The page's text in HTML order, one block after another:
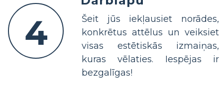
4
Šeit jūs iekļausiet norādes,
konkrētus attēlus un veiksiet
visas estētiskās izmaiņas,
kuras vēlaties. Iespējas ir
bezgalīgas!